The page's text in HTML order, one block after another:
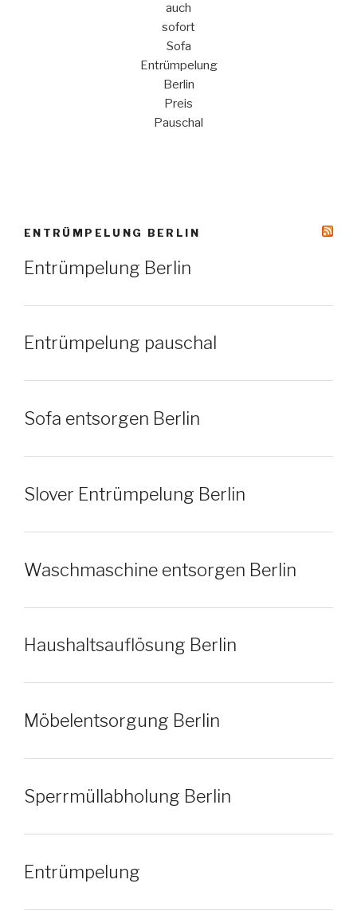
auch
sofort
Sofa
Entrümpelung
Berlin
Preis
Pauschal
ENTRÜMPELUNG BERLIN
Entrümpelung Berlin
Entrümpelung pauschal
Sofa entsorgen Berlin
Slover Entrümpelung Berlin
Waschmaschine entsorgen Berlin
Haushaltsauflösung Berlin
Möbelentsorgung Berlin
Sperrmüllabholung Berlin
Entrümpelung